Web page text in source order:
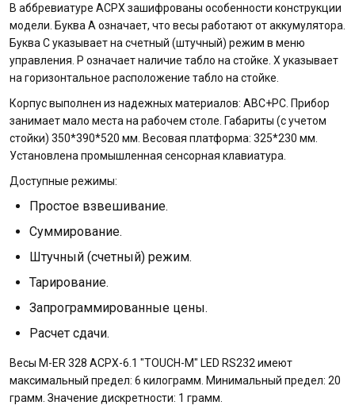
В аббревиатуре ACPX зашифрованы особенности конструкции
модели. Буква А означает, что весы работают от аккумулятора.
Буква С указывает на счетный (штучный) режим в меню
управления. Р означает наличие табло на стойке. Х указывает
на горизонтальное расположение табло на стойке.
Корпус выполнен из надежных материалов: ABC+PC. Прибор
занимает мало места на рабочем столе. Габариты (с учетом
стойки) 350*390*520 мм. Весовая платформа: 325*230 мм.
Установлена промышленная сенсорная клавиатура.
Доступные режимы:
Простое взвешивание.
Суммирование.
Штучный (счетный) режим.
Тарирование.
Запрограммированные цены.
Расчет сдачи.
Весы M-ER 328 ACPX-6.1 "TOUCH-M" LED RS232 имеют
максимальный предел: 6 килограмм. Минимальный предел: 20
грамм. Значение дискретности: 1 грамм.